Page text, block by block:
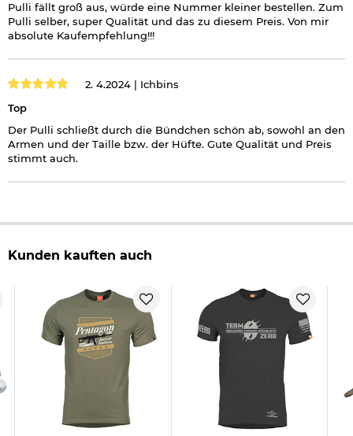
Pulli fällt groß aus, würde eine Nummer kleiner bestellen. Zum
Pulli selber, super Qualität und das zu diesem Preis. Von mir
absolute Kaufempfehlung!!!
2. 4.2024 | Ichbins
Top
Der Pulli schließt durch die Bündchen schön ab, sowohl an den
Armen und der Taille bzw. der Hüfte. Gute Qualität und Preis
stimmt auch.
Kunden kauften auch